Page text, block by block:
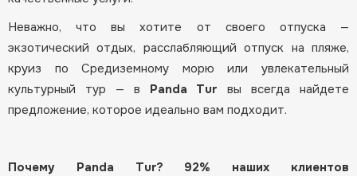
Неважно, что вы хотите от своего отпуска —
экзотический отдых, расслабляющий отпуск на пляже,
круиз по Средиземному морю или увлекательный
культурный тур — в Panda Tur вы всегда найдете
предложение, которое идеально вам подходит.
Почему Panda Tur? 92% наших клиентов